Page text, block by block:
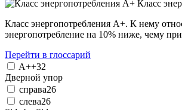
Класс
Класс энергопотребления А+. К нему
энергопотребление на 10% ниже, чему
Перейти в глоссарий
A++32
Дверной упор
справа26
слева26